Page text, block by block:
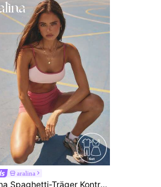
aralina
Aralina Spaghetti-Träger Kontrast-Saum Rundhals Crop Top Hochbund Bodycon Shorts Workout Sets Damen Sommerkleidung Gym Shorts Lässig Weltcup Fan Outfit